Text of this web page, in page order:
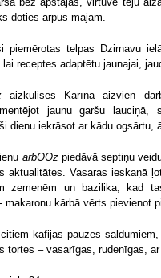
doties ārpus mājām.
piemērotas telpas Dzirnavu
receptes adaptētu jaunajai,
aizkulisēs Karīna aizvien
jaunu garšu lauciņā,
dienu iekrāsot ar kādu ogsārtu,
arbOOzpiedāvā septiņu
aktualitātes. Vasaras ieskaņā
zemenēm un bazilika, kad
makaronu kārbā vērts pievienot
kafijas pauzes
tortes – vasarīgas, rudenīgas,